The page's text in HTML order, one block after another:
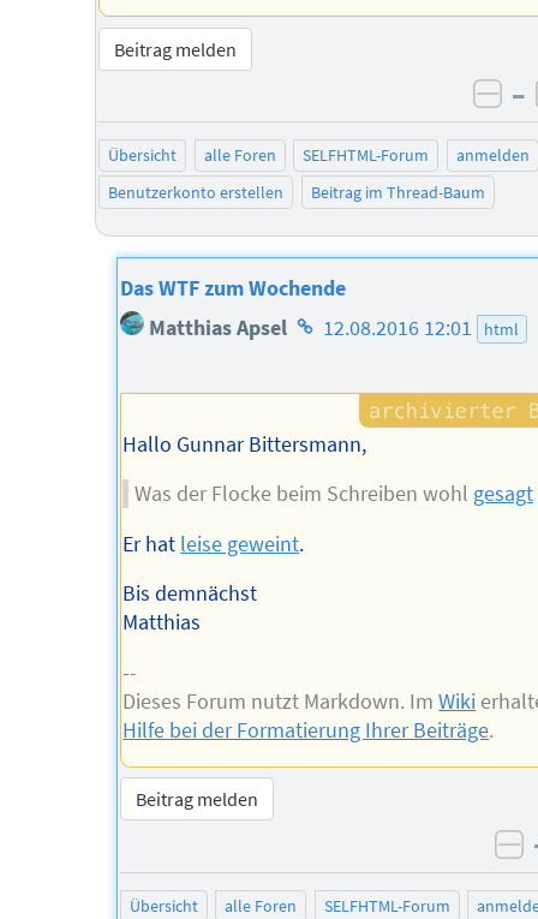
Beitrag melden
–
Übersicht alle Foren SELFHTML-Forum
anmelden
Benutzerkonto erstellen
Beitrag im Thread-Baum
Das WTF zum Wochende
Matthias Apsel Homepage
Autors
12.08.2016 12:01 html
Hallo Gunnar Bittersmann,
Was der Flocke beim Schreiben wohl gesagt
Er hat leise geweint.
Bis demnächst
Matthias
--
Dieses Forum nutzt Markdown. ImWiki
Hilfe bei der Formatierung Ihrer Beiträge.
Beitrag melden
Übersicht alle Foren SELFHTML-Forum